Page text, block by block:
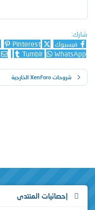
شارك:
فيسبوك
Pinterest
Tumblr
WhatsApp
شروحات XenForo الخارجية
إحصائيات المنتدى